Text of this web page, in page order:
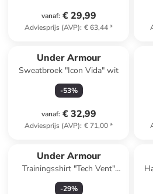
vanaf: € 29,99
Adviesprijs (AVP): € 63,44*
Under Armour
Sweatbroek "Icon Vida" wit
-53%
vanaf: € 32,99
Adviesprijs (AVP): € 71,00*
Under Armour
Trainingsshirt "Tech Vent"
blauw
-29%